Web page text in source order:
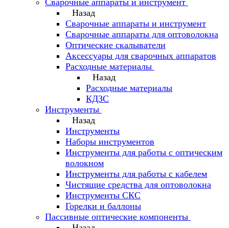
Сварочные аппараты и инструмент
Назад
Сварочные аппараты и инструмент
Сварочные аппараты для оптоволокна
Оптические скалыватели
Аксессуары для сварочных аппаратов
Расходные материалы
Назад
Расходные материалы
КДЗС
Инструменты
Назад
Инструменты
Наборы инструментов
Инструменты для работы с оптическим
волокном
Инструменты для работы с кабелем
Чистящие средства для оптоволокна
Инструменты СКС
Горелки и баллоны
Пассивные оптические компоненты